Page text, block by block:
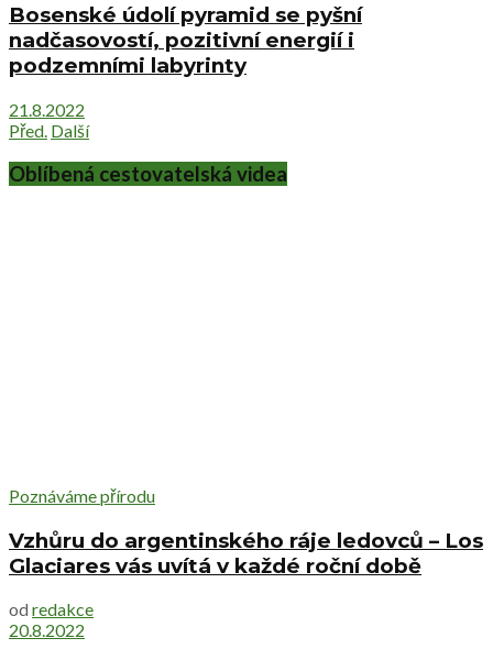
Bosenské údolí pyramid se pyšní
nadčasovostí, pozitivní energií i
podzemními labyrinty
21.8.2022
Před. Další
Oblíbená cestovatelská videa
Poznáváme přírodu
Vzhůru do argentinského ráje ledovců – Los
Glaciares vás uvítá v každé roční době
od redakce
20.8.2022